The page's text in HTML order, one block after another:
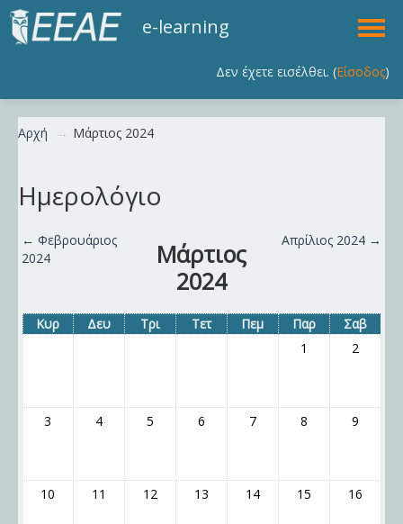
e-learning
Δεν έχετε εισέλθει. (Είσοδος)
Ελληνικά (el)
Αρχή → Μάρτιος 2024
Ημερολόγιο
← Φεβρουάριος
2024
Μάρτιος
2024
Απρίλιος 2024 →
Κυρ Δευ Τρι Τετ Πεμ Παρ
Σαβ
1
2
3 4 5 6 7 8 9
10 11 12 13 14 15 16